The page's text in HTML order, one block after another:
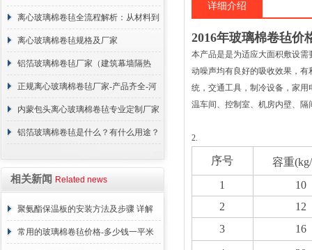
离心玻璃棉卷毡全流程解析：从材料到
施工
离心玻璃棉卷毡规格及厂家
铝箔玻璃棉卷毡厂家（建筑幕墙隔热
棉）
正规离心玻璃棉卷毡厂家-产品齐全-河
北建峰保温材料有限公司
内蒙包头离心玻璃棉卷毡专业定制厂家
铝箔玻璃棉卷毡是什么？有什么用途？
相关新闻 Related news
聚氨酯保温板的安装方法及步骤 详解
常用的玻璃棉卷毡价格-多少钱一平米
详细介绍
2016年玻璃棉卷毡价
本产品是是为适应大面积敷设
动噪声均有良好的吸收效果，
统，交通工具，制冷设备，家
温车间、控制室、机房内壁、隔
2.
序号
容重
1
10
2
12
3
16